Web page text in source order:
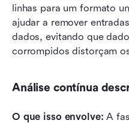
linhas para um formato
ajudar a remover
dados, evitando que
corrompidos distorçam
Análise contínua
O que isso envolve: A